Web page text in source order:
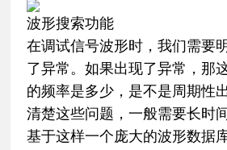
波形搜索功能
在调试信号波形时，我们需要
了异常。如果出现了异常，那
的频率是多少，是不是周期性
清楚这些问题，一般需要长时
基于这样一个庞大的波形数据